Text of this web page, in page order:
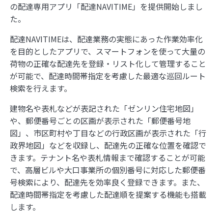
の配達専用アプリ「配達NAVITIME」を提供開始しまし
た。
配達NAVITIMEは、配達業務の実態にあった作業効率化
を目的としたアプリで、スマートフォンを使って大量の
荷物の正確な配達先を登録・リスト化して管理すること
が可能で、配達時間帯指定を考慮した最適な巡回ルート
検索を行えます。
建物名や表札などが表記された「ゼンリン住宅地図」
や、郵便番号ごとの区画が表示された「郵便番号地
図」、市区町村や丁目などの行政区画が表示された「行
政界地図」などを収録し、配達先の正確な位置を確認で
きます。テナント名や表札情報まで確認することが可能
で、高層ビルや大口事業所の個別番号に対応した郵便番
号検索により、配達先を効率良く登録できます。また、
配達時間帯指定を考慮した配達順を提案する機能も搭載
します。